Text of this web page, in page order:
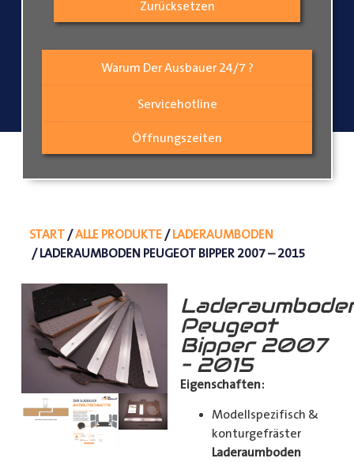
Warum Der Ausbauer 24/7 ?
Servicehotline
Öffnungszeiten
Zurücksetzen
START/ALLE PRODUKTE/LADERAUMBODEN
/ LADERAUMBODEN PEUGEOT BIPPER 2007 – 2015
Peugeot
Bipper 2007
– 2015
Eigenschaften:
Modellspezifisch &
konturgefräster
Laderaumboden